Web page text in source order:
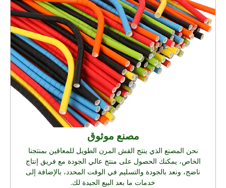
مصنع موثوق
نحن المصنع الذي ينتج القش المرن الطويل للمعاقين بمنتجنا
الخاص، يمكنك الحصول على منتج عالي الجودة مع فريق إنتاج
ناضج، ونعد بالجودة والتسليم في الوقت المحدد، بالإضافة إلى
خدمات ما بعد البيع الجيدة لك.